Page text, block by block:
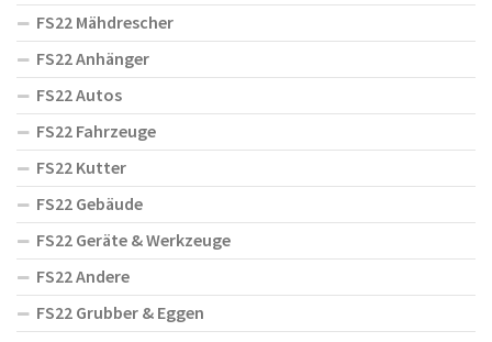
FS22 Mähdrescher
FS22 Anhänger
FS22 Autos
FS22 Fahrzeuge
FS22 Kutter
FS22 Gebäude
FS22 Geräte & Werkzeuge
FS22 Andere
FS22 Grubber & Eggen